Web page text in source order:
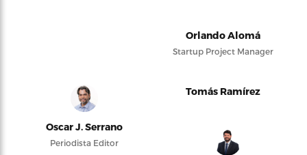
Orlando Alomá
Startup Project Manager
Oscar J. Serrano
Periodista Editor
Tomás Ramírez